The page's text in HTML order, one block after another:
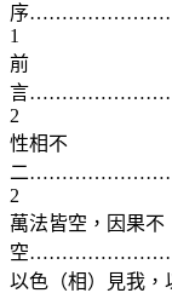
序
1
前
言
2
性相不
二
2
萬法皆空，因果不
空
以色（相）見我，